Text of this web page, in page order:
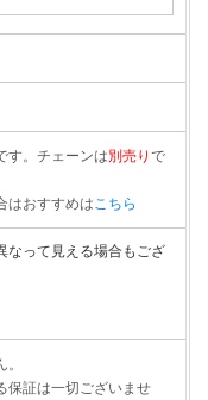
す。チェーンは別売り で
はおすすめはこちら
って見える場合もござ
保証は一切ございませ